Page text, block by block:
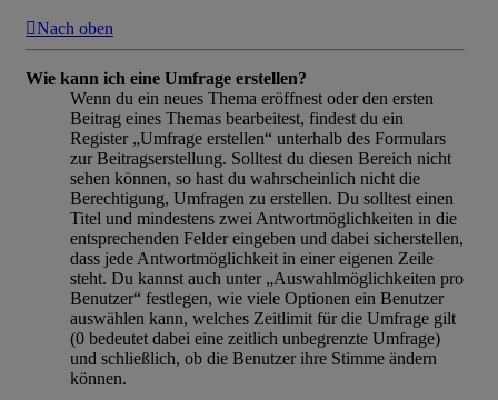
Nach oben
Wie kann ich eine Umfrage erstellen?
Wenn du ein neues Thema eröffnest oder den ersten
Beitrag eines Themas bearbeitest, findest du ein
Register „Umfrage erstellen“ unterhalb des Formulars
zur Beitragserstellung. Solltest du diesen Bereich nicht
sehen können, so hast du wahrscheinlich nicht die
Berechtigung, Umfragen zu erstellen. Du solltest einen
Titel und mindestens zwei Antwortmöglichkeiten in die
entsprechenden Felder eingeben und dabei sicherstellen,
dass jede Antwortmöglichkeit in einer eigenen Zeile
steht. Du kannst auch unter „Auswahlmöglichkeiten pro
Benutzer“ festlegen, wie viele Optionen ein Benutzer
auswählen kann, welches Zeitlimit für die Umfrage gilt
(0 bedeutet dabei eine zeitlich unbegrenzte Umfrage)
und schließlich, ob die Benutzer ihre Stimme ändern
können.